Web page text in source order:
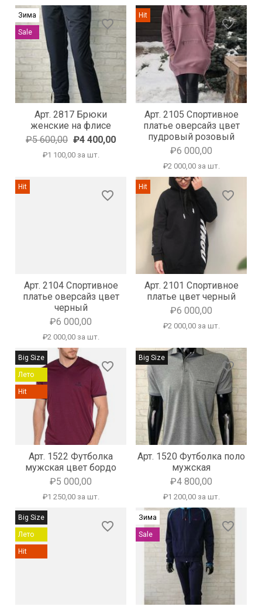
favorite_border
Зима
Sale
Арт. 2817 Брюки
женские на флисе
₽5 600,00 ₽4 400,00
₽1 100,00 за шт.
favorite_border
Hit
Арт. 2105 Спортивное
платье оверсайз цвет
пудровый розовый
₽6 000,00
₽2 000,00 за шт.
favorite_border
Hit
Арт. 2104 Спортивное
платье оверсайз цвет
черный
₽6 000,00
₽2 000,00 за шт.
favorite_border
Hit
Арт. 2101 Спортивное
платье цвет черный
₽6 000,00
₽2 000,00 за шт.
favorite_border
Big Size
Лето
Hit
Арт. 1522 Футболка
мужская цвет бордо
₽5 000,00
₽1 250,00 за шт.
favorite_border
Big Size
Арт. 1520 Футболка поло
мужская
₽4 800,00
₽1 200,00 за шт.
favorite_border
Big Size
Лето
Hit
favorite_border
Зима
Sale